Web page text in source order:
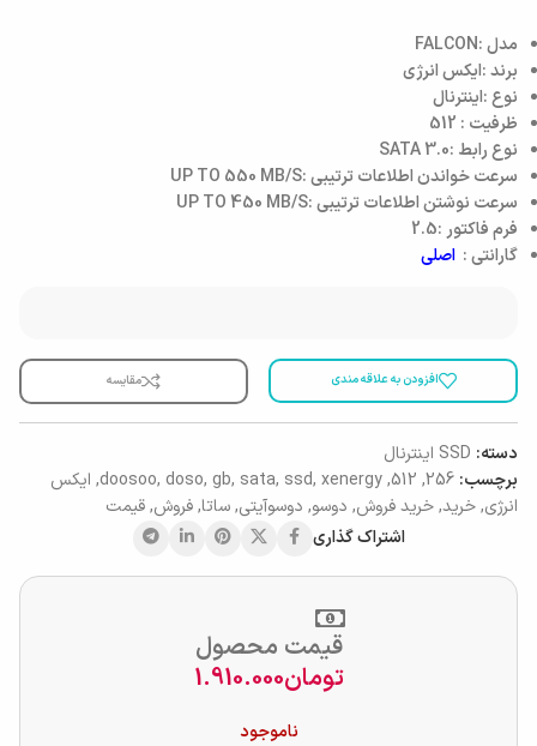
مدل :FALCON
برند :ایکس انرژی
نوع :اینترنال
ظرفیت : 512
نوع رابط :SATA 3.0
سرعت خواندن اطلاعات ترتیبی :UP TO 550 MB/S
سرعت نوشتن اطلاعات ترتیبی :UP TO 450 MB/S
فرم فاکتور :2.5
گارانتی : اصلی
افزودن به علاقه مندی مقایسه
دسته: SSD اینترنال
برچسب: 256
,
512
,
doosoo, doso, gb, sata, ssd, xenergy
, ایکس
انرژی,خرید,خرید فروش, دوسو, دوسوآیتی,ساتا,فروش,قیمت
اشتراک گذاری
قیمت محصول
تومان1.910.000
ناموجود